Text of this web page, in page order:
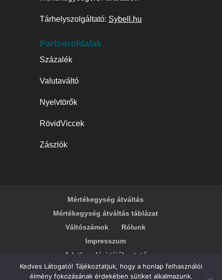
Tárhelyszolgáltató: Sybell.hu
Partneroldalak
Százalék
Valutaváltó
Nyelvtörők
RövidViccek
Zászlók
Mértékegység átváltás
Mértékegység átváltás táblázat
Váltószámok
Rólunk
Impresszum
Adatkezelési tájékoztató
Kedves Látogató! Tájékoztatjuk, hogy a honlap felhasználói
élmény fokozásának érdekében sütiket alkalmazunk.